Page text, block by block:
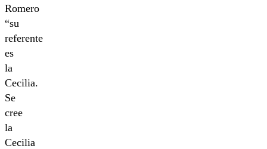
Romero
“su
referente
es
la
Cecilia.
Se
cree
la
Cecilia